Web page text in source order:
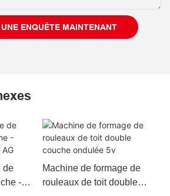
ENQUÊTE MAINTENANT
de
-
Machine de formage de
rouleaux de toit double